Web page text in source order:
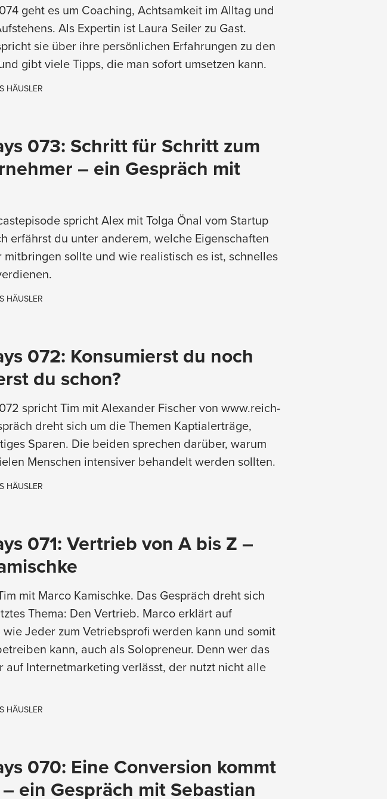
geht es um Coaching, Achtsamkeit im Alltag und
Als Expertin ist Laura Seiler zu Gast.
sie über ihre persönlichen Erfahrungen zu den
gibt viele Tipps, die man sofort umsetzen kann.
HÄUSLER
073: Schritt für Schritt zum
– ein Gespräch mit
spricht Alex mit Tolga Önal vom Startup
erfährst du unter anderem, welche Eigenschaften
mitbringen sollte und wie realistisch es ist, schnelles
HÄUSLER
072: Konsumierst du noch
du schon?
spricht Tim mit Alexander Fischer von www.reich-
dreht sich um die Themen Kaptialerträge,
Sparen. Die beiden sprechen darüber, warum
Menschen intensiver behandelt werden sollten.
HÄUSLER
071: Vertrieb von A bis Z –
mit Marco Kamischke. Das Gespräch dreht sich
Thema: Den Vertrieb. Marco erklärt auf
Jeder zum Vetriebsprofi werden kann und somit
kann, auch als Solopreneur. Denn wer das
auf Internetmarketing verlässt, der nutzt nicht alle
HÄUSLER
070: Eine Conversion kommt
ein Gespräch mit Sebastian